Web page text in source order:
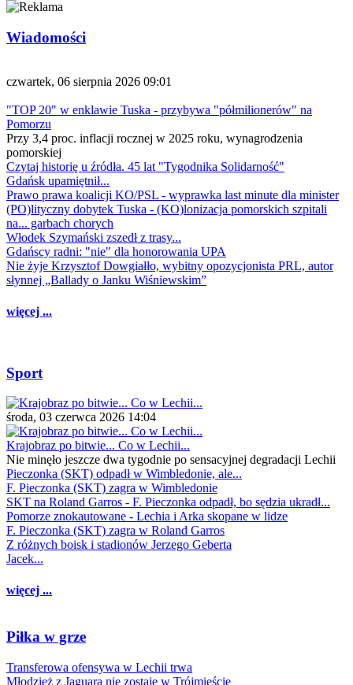
Wiadomości
czwartek, 06 sierpnia 2026 09:01
"TOP 20" w enklawie Tuska - przybywa "półmilionerów" na
Pomorzu
Przy 3,4 proc. inflacji rocznej w 2025 roku, wynagrodzenia
pomorskiej
Czytaj historię u źródła. 45 lat "Tygodnika Solidarność"
Gdańsk upamiętnił...
Prawo prawa koalicji KO/PSL - wyprawka last minute dla minister
(PO)lityczny dobytek Tuska - (KO)lonizacja pomorskich szpitali
na... garbach chorych
Włodek Szymański zszedł z trasy...
Gdańscy radni: "nie" dla honorowania UPA
Nie żyje Krzysztof Dowgiałło, wybitny opozycjonista PRL, autor
słynnej „Ballady o Janku Wiśniewskim”
więcej ...
Sport
środa, 03 czerwca 2026 14:04
Krajobraz po bitwie... Co w Lechii...
Nie minęło jeszcze dwa tygodnie po sensacyjnej degradacji Lechii
Pieczonka (SKT) odpadł w Wimbledonie, ale...
F. Pieczonka (SKT) zagra w Wimbledonie
SKT na Roland Garros - F. Pieczonka odpadł, bo sędzia ukradł...
Pomorze znokautowane - Lechia i Arka skopane w lidze
F. Pieczonka (SKT) zagra w Roland Garros
Z różnych boisk i stadionów Jerzego Geberta
Jacek...
więcej ...
Piłka w grze
Transferowa ofensywa w Lechii trwa
Młodzież z Jaguara nie zostaje w Trójmieście